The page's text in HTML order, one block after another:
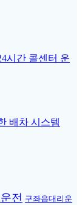
시간 콜센터 운
배차 시스템
전 구좌읍대리운